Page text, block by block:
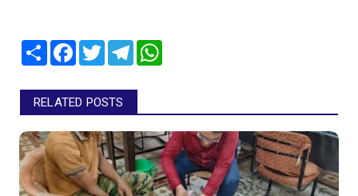
Share Facebook
TwitterTelegram
RELATED POSTS